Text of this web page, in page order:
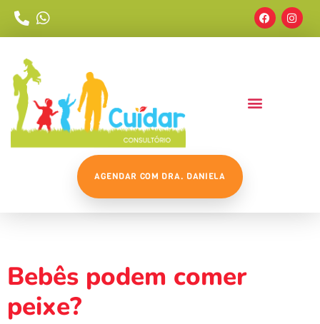
AGENDAR COM DRA. DANIELA
Bebês podem comer
peixe?